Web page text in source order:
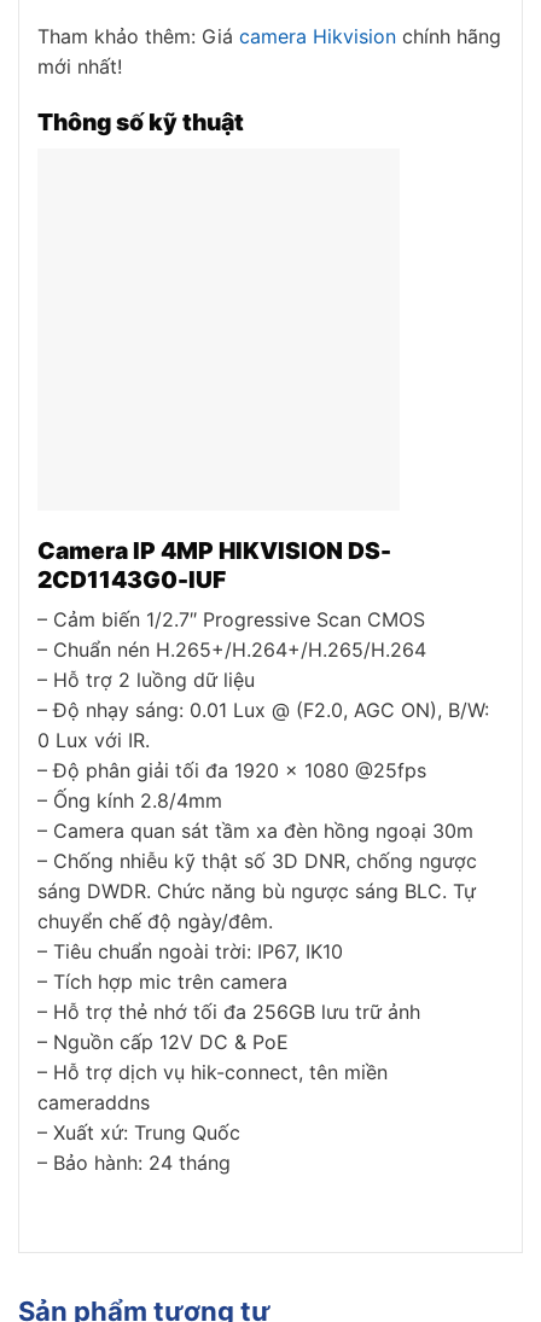
Tham khảo thêm: Giá camera Hikvision chính hãng
mới nhất!
Thông số kỹ thuật
Camera IP 4MP HIKVISION DS-
2CD1143G0-IUF
– Cảm biến 1/2.7″ Progressive Scan CMOS
– Chuẩn nén H.265+/H.264+/H.265/H.264
– Hỗ trợ 2 luồng dữ liệu
– Độ nhạy sáng: 0.01 Lux @ (F2.0, AGC ON), B/W:
0 Lux với IR.
– Độ phân giải tối đa 1920 × 1080 @25fps
– Ống kính 2.8/4mm
– Camera quan sát tầm xa đèn hồng ngoại 30m
– Chống nhiễu kỹ thật số 3D DNR, chống ngược
sáng DWDR. Chức năng bù ngược sáng BLC. Tự
chuyển chế độ ngày/đêm.
– Tiêu chuẩn ngoài trời: IP67, IK10
– Tích hợp mic trên camera
– Hỗ trợ thẻ nhớ tối đa 256GB lưu trữ ảnh
– Nguồn cấp 12V DC & PoE
– Hỗ trợ dịch vụ hik-connect, tên miền
cameraddns
– Xuất xứ: Trung Quốc
– Bảo hành: 24 tháng
Sản phẩm tương tự